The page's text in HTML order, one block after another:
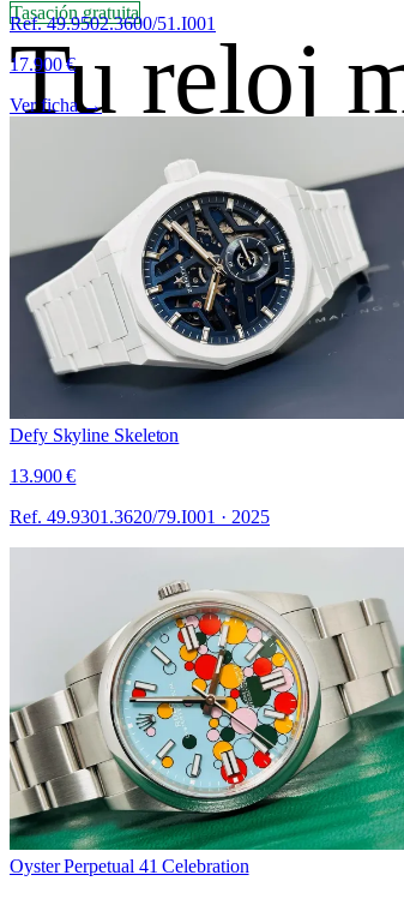
Tasación gratuita
Tu reloj
Tasación firme en menos de 2 horas.
mismo día que confirmamos autenticidad.
Pedir tasación Cómo funciona
Ref. 49.9502.3600/51.I001
17.900 €
Ver ficha →
Defy Skyline Skeleton
13.900 €
Ref. 49.9301.3620/79.I001 · 2025
Oyster Perpetual 41 Celebration